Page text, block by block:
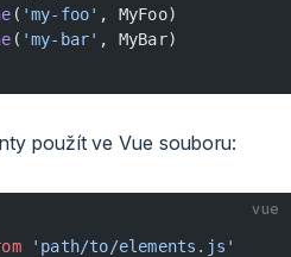
( 'my-foo' , MyFoo)
( 'my-bar' , MyBar)
použít ve Vue souboru:
vue
'path/to/elements.js'